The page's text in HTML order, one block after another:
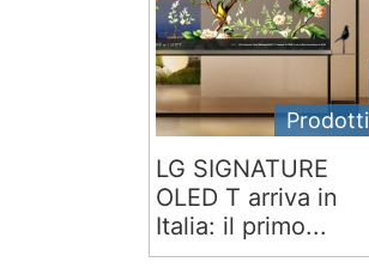
Prodotti
LG SIGNATURE
OLED T arriva in
Italia: il primo...